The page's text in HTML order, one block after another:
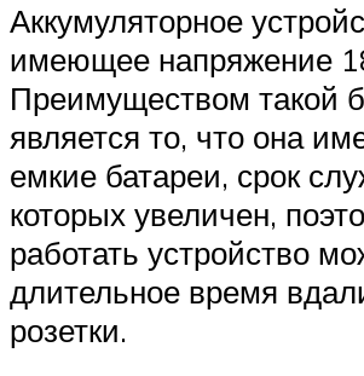
Аккумуляторное
имеющее напряжение
Преимуществом такой
является то, что она
емкие батареи, срок
которых увеличен,
работать устройство
длительное время
розетки.